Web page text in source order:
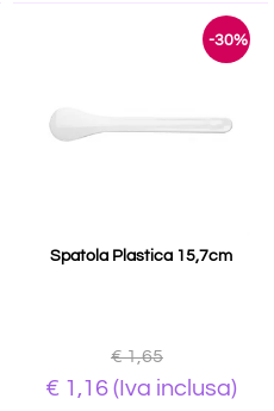
-30%
Spatola Plastica 15,7cm
€ 1,65
€ 1,16(Iva inclusa)